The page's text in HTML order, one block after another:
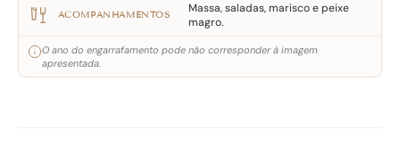
ACOMPANHAMENTOS
Massa, saladas, marisco e peixe
magro.
O ano do engarrafamento pode não corresponder à imagem
apresentada.